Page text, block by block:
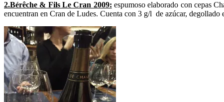
2.Bérêche & Fils Le Cran 2009: espumoso elaborado con cepas
encuentran en Cran de Ludes. Cuenta con 3 g/l de azúcar, degollado